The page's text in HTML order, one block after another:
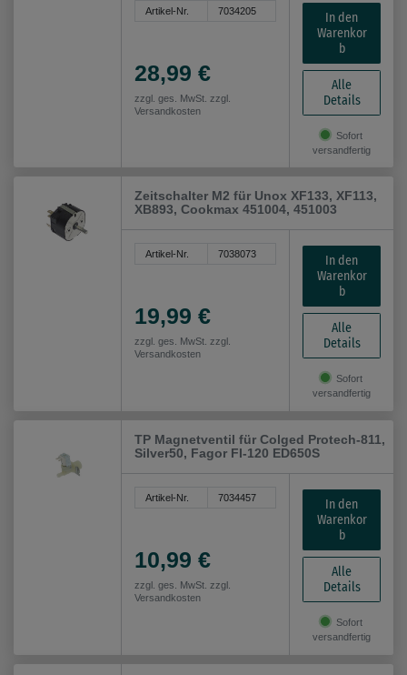
Artikel-Nr. 7034205
28,99 €
zzgl. ges. MwSt. zzgl.
Versandkosten
In den
Warenkor
b
Alle
Details
Sofort
versandfertig
Zeitschalter M2 für Unox XF133, XF113,
XB893, Cookmax 451004, 451003
Artikel-Nr. 7038073
19,99 €
zzgl. ges. MwSt. zzgl.
Versandkosten
In den
Warenkor
b
Alle
Details
Sofort
versandfertig
TP Magnetventil für Colged Protech-811,
Silver50, Fagor FI-120 ED650S
Artikel-Nr. 7034457
10,99 €
zzgl. ges. MwSt. zzgl.
Versandkosten
In den
Warenkor
b
Alle
Details
Sofort
versandfertig